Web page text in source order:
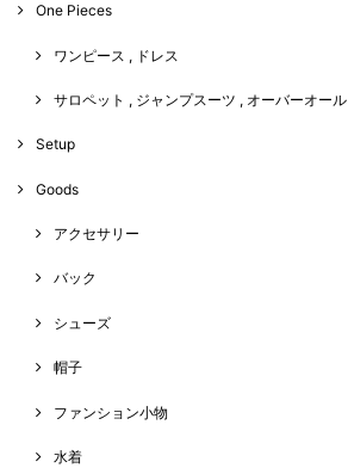
One Pieces
ワンピース , ドレス
サロペット , ジャンプスーツ , オーバーオール
Setup
Goods
アクセサリー
バック
シューズ
帽子
ファンション小物
水着